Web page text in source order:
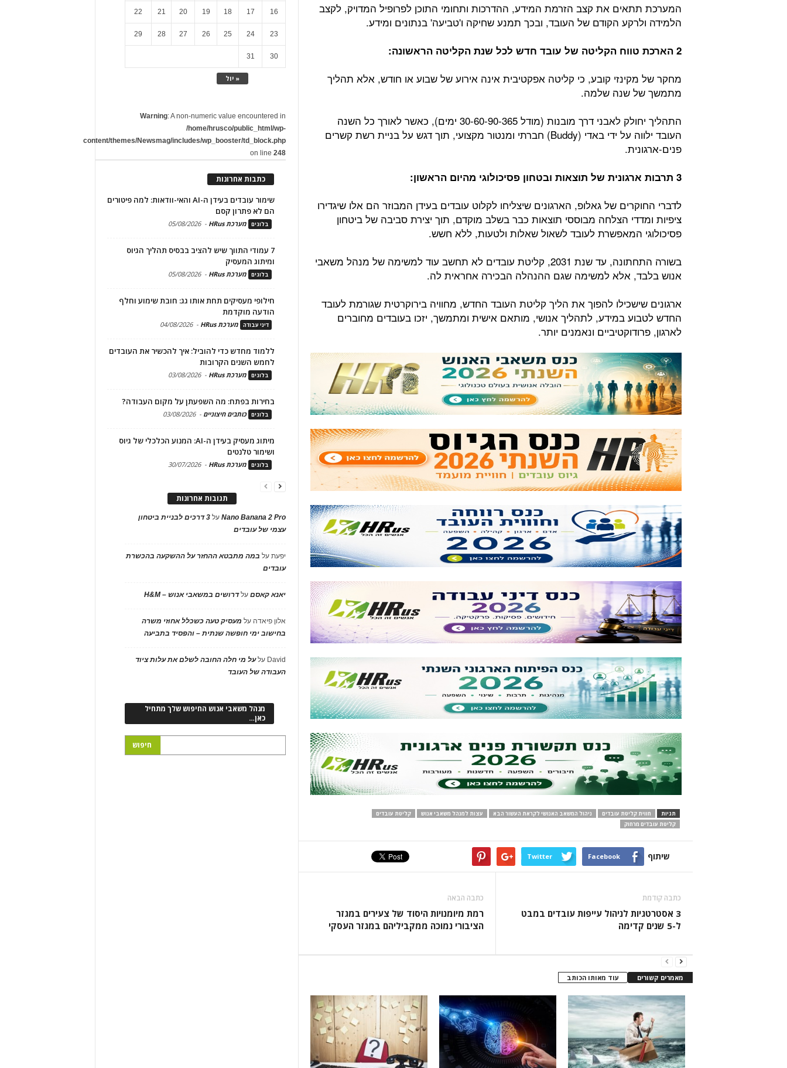
המערכת תתאים את קצב הזרמת המידע, ההדרכות ותחומי התוכן לפרופיל המדויק, לקצב
הלמידה ולרקע הקודם של העובד, ובכך תמנע שחיקה ו'טביעה' בנתונים ומידע.
2 הארכת טווח הקליטה של עובד חדש לכל שנת הקליטה הראשונה:
מחקר של מקינזי קובע, כי קליטה אפקטיבית אינה אירוע של שבוע או חודש, אלא תהליך
מתמשך של שנה שלמה.
התהליך יחולק לאבני דרך מובנות (מודל 30-60-90-365 ימים), כאשר לאורך כל השנה
העובד ילווה על ידי באדי (Buddy) חברתי ומנטור מקצועי, תוך דגש על בניית רשת קשרים
פנים-ארגונית.
3 תרבות ארגונית של תוצאות ובטחון פסיכולוגי מהיום הראשון:
לדברי החוקרים של גאלופ, הארגונים שיצליחו לקלוט עובדים בעידן המבוזר הם אלו שיגדירו
ציפיות ומדדי הצלחה מבוססי תוצאות כבר בשלב מוקדם, תוך יצירת סביבה של ביטחון
פסיכולוגי המאפשרת לעובד לשאול שאלות ולטעות, ללא חשש.
בשורה התחתונה, עד שנת 2031, קליטת עובדים לא תחשב עוד למשימה של מנהל משאבי
אנוש בלבד, אלא למשימה שגם ההנהלה הבכירה אחראית לה.
ארגונים שישכילו להפוך את הליך קליטת העובד החדש, מחוויה בירוקרטית שגורמת לעובד
החדש לטבוע במידע, לתהליך אנושי, מותאם אישית ומתמשך, יזכו בעובדים מחוברים
לארגון, פרודוקטיביים ונאמנים יותר.
תגיות חווית קליטת עובדים ניהול המשאב האנושי לקראת העשור הבא עצות למנהל משאבי אנוש
קליטת עובדים
קליטת עובדים מרחוק
שיתוף Facebook
Twitter
כתבה קודמת
3 אסטרטגיות לניהול עייפות עובדים במבט
ל-5 שנים קדימה
כתבה הבאה
רמת מיומנויות היסוד של צעירים במגזר
הציבורי נמוכה ממקביליהם במגזר העסקי
מאמרים קשורים עוד מאותו הכותב
« יול
16
17
18
19
20
21
22
23
24
25
26
27
28
29
30
31
Warning: A non-numeric value encountered in
/home/hrusco/public_html/wp-
content/themes/Newsmag/includes/wp_booster/td_block.php
on line248
כתבות אחרונות
שימור עובדים בעידן ה-AI והאי-וודאות: למה פיטורים
הם לא פתרון קסם
בלוגים מערכת HRus -
05/08/2026
7 עמודי התווך שיש להציב בבסיס תהליך הגיוס
ומיתוג המעסיק
בלוגים מערכת HRus -
05/08/2026
חילופי מעסיקים תחת אותו גג: חובת שימוע וחלף
הודעה מוקדמת
דיני עבודה מערכת HRus -
04/08/2026
ללמוד מחדש כדי להוביל: איך להכשיר את העובדים
לחמש השנים הקרובות
בלוגים מערכת HRus -
03/08/2026
בחירות בפתח: מה השפעתן על מקום העבודה?
בלוגים כותבים חיצוניים -
03/08/2026
מיתוג מעסיק בעידן ה-AI: המנוע הכלכלי של גיוס
ושימור טלנטים
בלוגים מערכת HRus -
30/07/2026
תגובות אחרונות
Nano Banana 2 Proעל
3 דרכים לבניית ביטחון
עצמי של עובדים
יפעתעל במה מתבטא ההחזר על ההשקעה בהכשרת
עובדים
יאנא קאסםעלדרושים במשאבי אנוש – H&M
אלון פיאדה על מעסיק טעה כשכלל אחוזי משרה
בחישוב ימי חופשה שנתית – והפסיד בתביעה
David עלעל מי חלה החובה לשלם את עלות ציוד
העבודה של העובד
מנהל משאבי אנוש החיפוש שלך מתחיל
כאן…